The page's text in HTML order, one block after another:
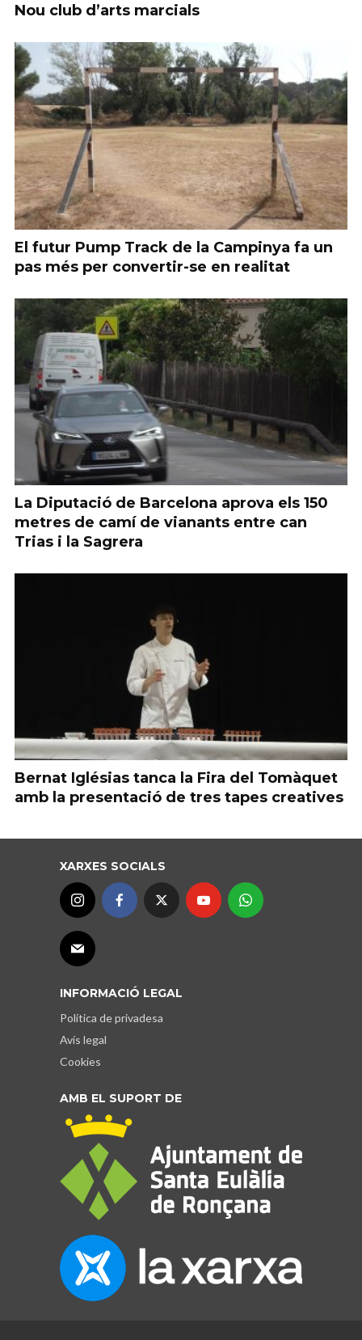
Nou club d’arts marcials
El futur Pump Track de la Campinya fa un
pas més per convertir-se en realitat
La Diputació de Barcelona aprova els 150
metres de camí de vianants entre can
Trias i la Sagrera
Bernat Iglésias tanca la Fira del Tomàquet
amb la presentació de tres tapes creatives
XARXES SOCIALS
INFORMACIÓ LEGAL
Política de privadesa
Avís legal
Cookies
AMB EL SUPORT DE